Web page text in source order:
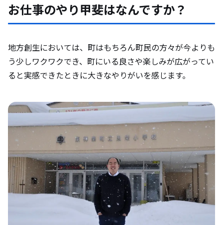
お仕事のやり甲斐はなんですか？
地方創生においては、町はもちろん町民の方々が今よりも
う少しワクワクでき、町にいる良さや楽しみが広がってい
ると実感できたときに大きなやりがいを感じます。